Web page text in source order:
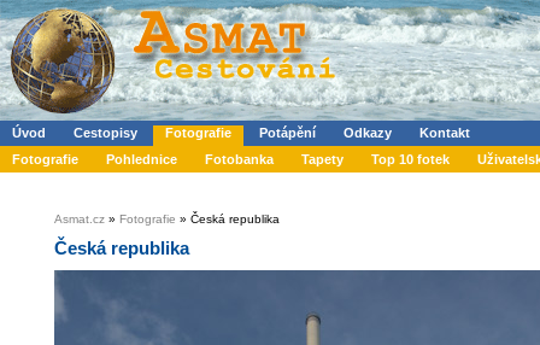
Úvod Cestopisy Fotografie Potápění Odkazy
Kontakt
Fotografie
Pohlednice Fotobanka Tapety Top 10 fotek
Asmat.cz » Fotografie » Česká republika
Česká republika